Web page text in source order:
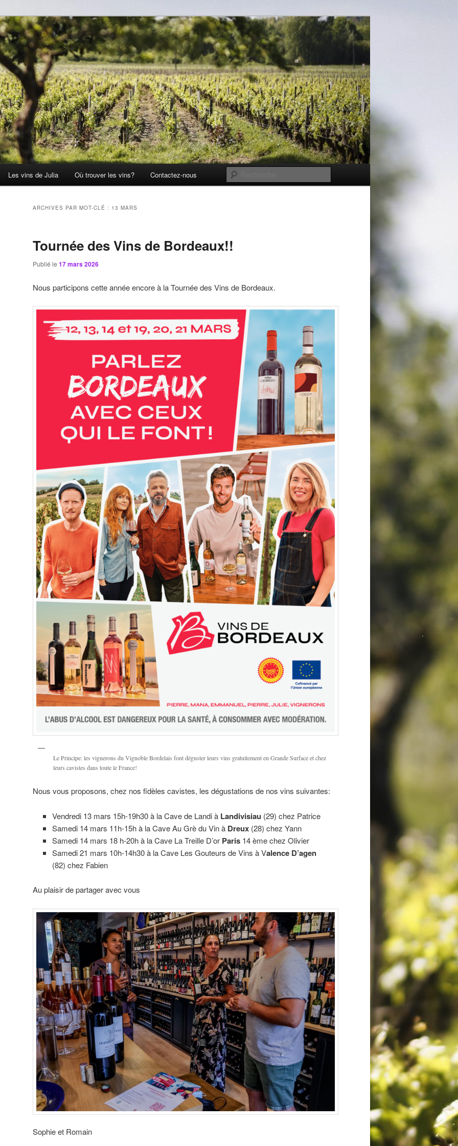
Les vins de Julia Où trouver les vins? Contactez-nous
ARCHIVES PAR MOT-CLÉ : 13 MARS
Tournée des Vins de Bordeaux!!
Publié le 17 mars 2026
Nous participons cette année encore à la Tournée des Vins de Bordeaux.
Le Principe: les vignerons du Vignoble Bordelais font déguster leurs vins gratuitement en Grande Surface et chez
leurs cavistes dans toute le France!
Nous vous proposons, chez nos fidèles cavistes, les dégustations de nos vins suivantes:
Vendredi 13 mars 15h-19h30 à la Cave de Landi à Landivisiau (29) chez Patrice
Samedi 14 mars 11h-15h à la Cave Au Grè du Vin à Dreux (28) chez Yann
Samedi 14 mars 18 h-20h à la Cave La Treille D’or Paris 14 ème chez Olivier
Samedi 21 mars 10h-14h30 à la Cave Les Gouteurs de Vins à Valence D’agen
(82) chez Fabien
Au plaisir de partager avec vous
Sophie et Romain